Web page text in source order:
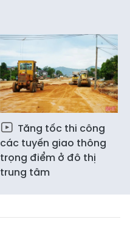
Tăng tốc thi công
các tuyến giao thông
trọng điểm ở đô thị
trung tâm